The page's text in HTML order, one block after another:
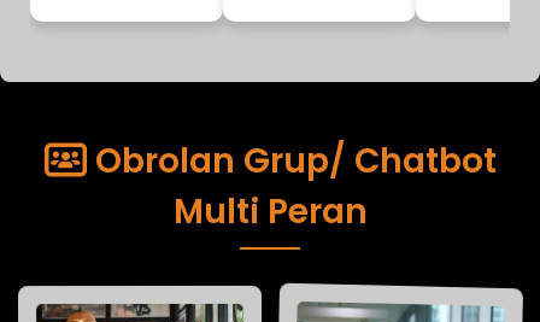
Obrolan Grup/ Chatbot
Multi Peran